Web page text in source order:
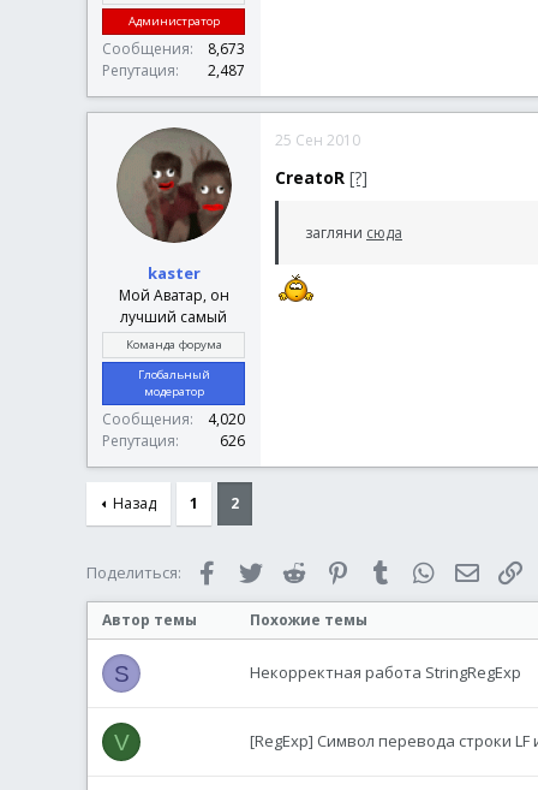
Администратор
Сообщения
8,673
Репутация
2,487
kaster
Мой Аватар, он
лучший самый
Команда форума
Глобальный
модератор
Сообщения
4,020
Репутация
626
25 Сен 2010
CreatoR [?]
загляни сюда
Назад 1 2
Поделиться: FacebookTwitter Reddit PinterestTumblr WhatsApp
Автор темы Похожие темы
S Некорректная работа StringRegExp
V [RegExp] Символ перевода строки